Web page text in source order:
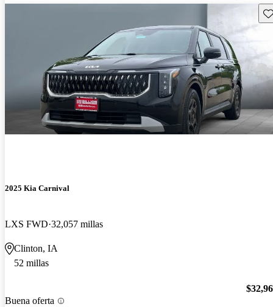
2025 Kia Carnival
LXS FWD 32,057 millas
Clinton, IA
52 millas
Buena oferta